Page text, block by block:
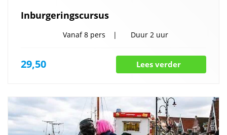
Inburgeringscursus
Vanaf8 pers Duur 2 uur
29,50 Lees verder